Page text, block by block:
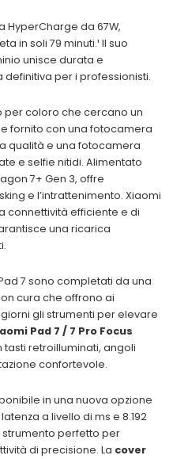
HyperCharge da 67W,
in soli 79 minuti.¹ Il suo
unisce durata e
per i professionisti.
per coloro che cercano un
fornito con una fotocamera
qualità e una fotocamera
e selfie nitidi. Alimentato
7+ Gen 3, offre
e l’intrattenimento. Xiaomi
connettività efficiente e di
una ricarica
7 sono completati da una
cura che offrono ai
gli strumenti per elevare
Pad 7 / 7 Pro Focus
tasti retroilluminati, angoli
confortevole.
in una nuova opzione
a livello di ms e 8.192
perfetto per
di precisione. La cover